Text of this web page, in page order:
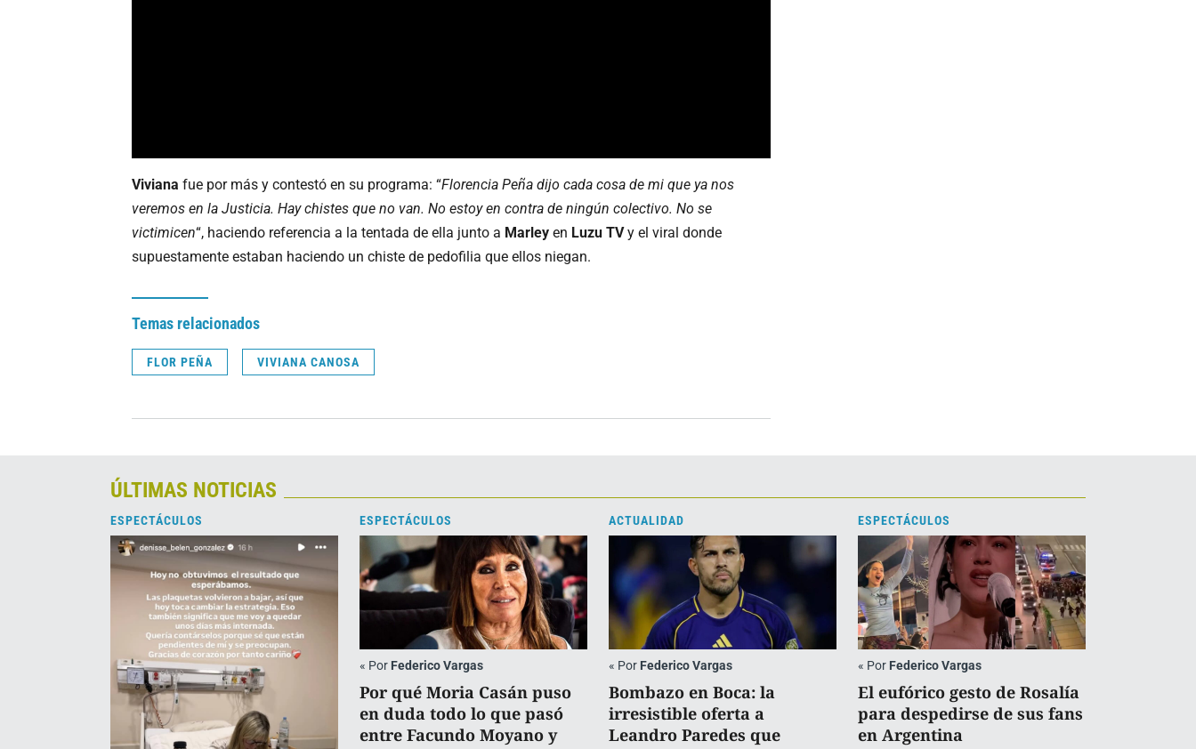
Viviana fue por más y contestó en su programa: “Florencia Peña dijo cada cosa de mi que ya nos
veremos en la Justicia. Hay chistes que no van. No estoy en contra de ningún colectivo. No se
victimicen“, haciendo referencia a la tentada de ella junto a Marley en Luzu TVy el viral donde
supuestamente estaban haciendo un chiste de pedofilia que ellos niegan.
Temas relacionados
FLOR PEÑA VIVIANA CANOSA
ÚLTIMAS NOTICIAS
ESPECTÁCULOS ESPECTÁCULOS
« Por Federico Vargas
Por qué Moria Casán puso
en duda todo lo que pasó
entre Facundo Moyano y
ACTUALIDAD
« Por Federico Vargas
Bombazo en Boca: la
irresistible oferta a
Leandro Paredes que
ESPECTÁCULOS
« Por Federico Vargas
El eufórico gesto de Rosalía
para despedirse de sus fans
en Argentina